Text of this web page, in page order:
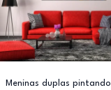
Meninas duplas pintando